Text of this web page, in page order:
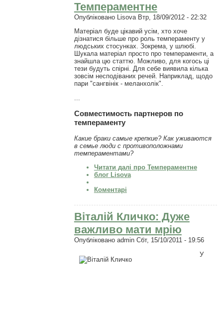
Темпераментне
Опубліковано LisovaВтр, 18/09/2012 - 22:32
Матеріал буде цікавий усім, хто хоче
дізнатися більше про роль темпераменту у
людських стосунках. Зокрема, у шлюбі.
Шукала матеріал просто про темпераменти, а
знайшла цю статтю. Можливо, для когось ці
тези будуть спірні. Для себе виявила кілька
зовсім несподіваних речей. Наприклад, щодо
пари "сангвінік - меланхолік".
Совместимость партнеров по
темпераменту
Какие браки самые крепкие? Как уживаются
в семье люди с противоположнами
темпераментами?
Читати далі про Темпераментне
блог Lisova
Коментарі
Віталій Кличко: Дуже
важливо мати мрію
Опубліковано adminСбт, 15/10/2011 - 19:56
У